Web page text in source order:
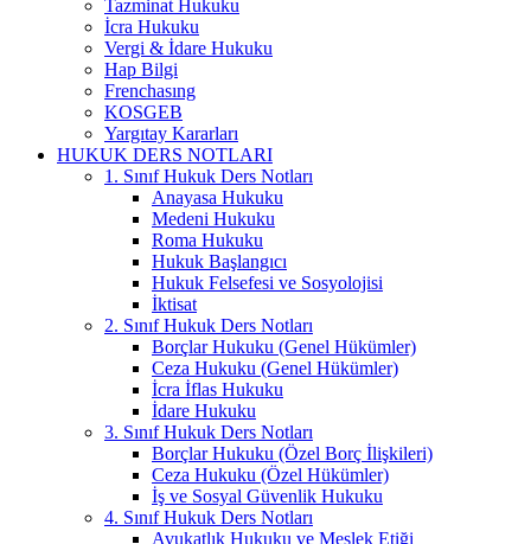
Tazminat Hukuku
İcra Hukuku
Vergi & İdare Hukuku
Hap Bilgi
Frenchasıng
KOSGEB
Yargıtay Kararları
HUKUK DERS NOTLARI
1. Sınıf Hukuk Ders Notları
Anayasa Hukuku
Medeni Hukuku
Roma Hukuku
Hukuk Başlangıcı
Hukuk Felsefesi ve Sosyolojisi
İktisat
2. Sınıf Hukuk Ders Notları
Borçlar Hukuku (Genel Hükümler)
Ceza Hukuku (Genel Hükümler)
İcra İflas Hukuku
İdare Hukuku
3. Sınıf Hukuk Ders Notları
Borçlar Hukuku (Özel Borç İlişkileri)
Ceza Hukuku (Özel Hükümler)
İş ve Sosyal Güvenlik Hukuku
4. Sınıf Hukuk Ders Notları
Avukatlık Hukuku ve Meslek Etiği